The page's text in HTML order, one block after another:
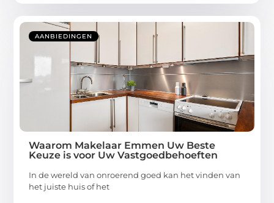
AANBIEDINGEN
Waarom Makelaar Emmen Uw Beste
Keuze is voor Uw Vastgoedbehoeften
In de wereld van onroerend goed kan het vinden van
het juiste huis of het